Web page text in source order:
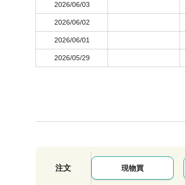
2026/06/03
2026/06/02
2026/06/01
2026/05/29
注文 現物買